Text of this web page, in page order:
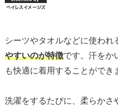
シーツやタオルなどに使われ
やすいのが特徴です。汗をか
も快適に着用することができ
洗濯をするたびに、柔らかさ